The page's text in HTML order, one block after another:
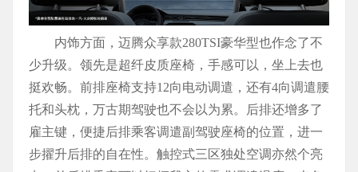
内饰方面，迈腾众享款280TSI豪华型也作念了不
少升级。领先是超纤皮质座椅，手感可以，坐上去也
挺欢畅。前排座椅支持12向电动调遣，还有4向调遣腰
托和头枕，万古期驾驶也不会以为累。后排还增多了
雇主键，便捷后排乘客调遣副驾驶座椅的位置，进一
步擢升后排的自在性。触控式三区独处空调亦然个亮